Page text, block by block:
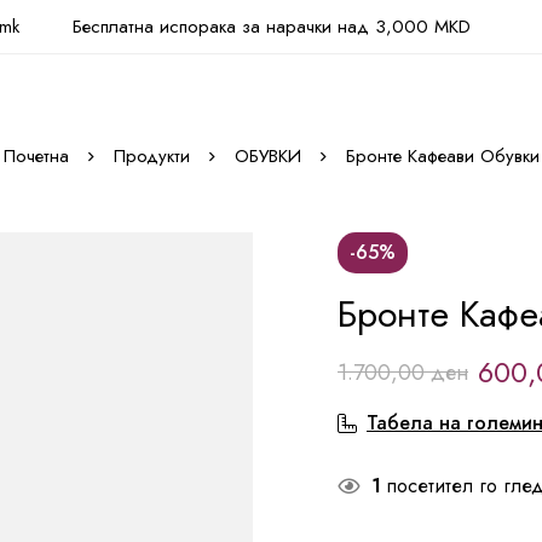
Бесплатна испорака за нарачки над 3,000 MKD
Почетна Продукти ОБУВКИ Бронте Кафеави Обувки
-65%
Бронте
1.700,00ден
Табела на
1 посетител го